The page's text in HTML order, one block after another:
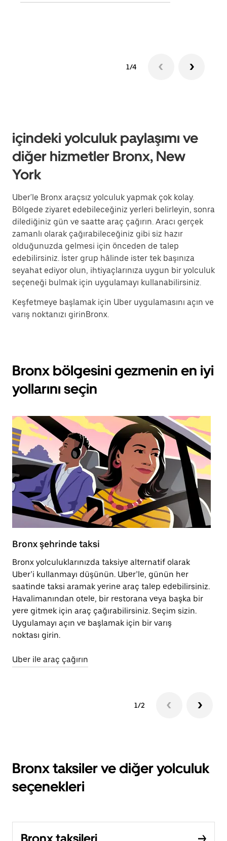
1/4
içindeki yolculuk paylaşımı ve
diğer hizmetler Bronx, New
York
Uber'le Bronx araçsız yolculuk yapmak çok kolay.
Bölgede ziyaret edebileceğiniz yerleri belirleyin, sonra
dilediğiniz gün ve saatte araç çağırın. Aracı gerçek
zamanlı olarak çağırabileceğiniz gibi siz hazır
olduğunuzda gelmesi için önceden de talep
edebilirsiniz. İster grup hâlinde ister tek başınıza
seyahat ediyor olun, ihtiyaçlarınıza uygun bir yolculuk
seçeneği bulmak için uygulamayı kullanabilirsiniz.
Keşfetmeye başlamak için Uber uygulamasını açın ve
varış noktanızı girinBronx.
Bronx bölgesini gezmenin en iyi
yollarını seçin
Bronx şehrinde taksi
Bronx yolculuklarınızda taksiye alternatif olarak
Uber’i kullanmayı düşünün. Uber’le, günün her
saatinde taksi aramak yerine araç talep edebilirsiniz.
Havalimanından otele, bir restorana veya başka bir
yere gitmek için araç çağırabilirsiniz. Seçim sizin.
Uygulamayı açın ve başlamak için bir varış
noktası girin.
Uber ile araç çağırın
1/2
Bronx taksiler ve diğer yolculuk
seçenekleri
Bronx taksileri